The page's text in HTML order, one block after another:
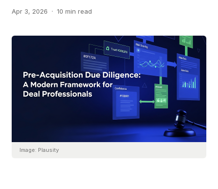
Apr 3, 2026 · 10 min read
Image: Plausity